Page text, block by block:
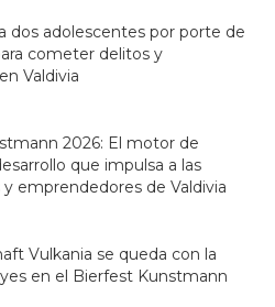
dos adolescentes por porte de
cometer delitos y
Valdivia
2026: El motor de
que impulsa a las
emprendedores de Valdivia
Vulkania se queda con la
en el Bierfest Kunstmann